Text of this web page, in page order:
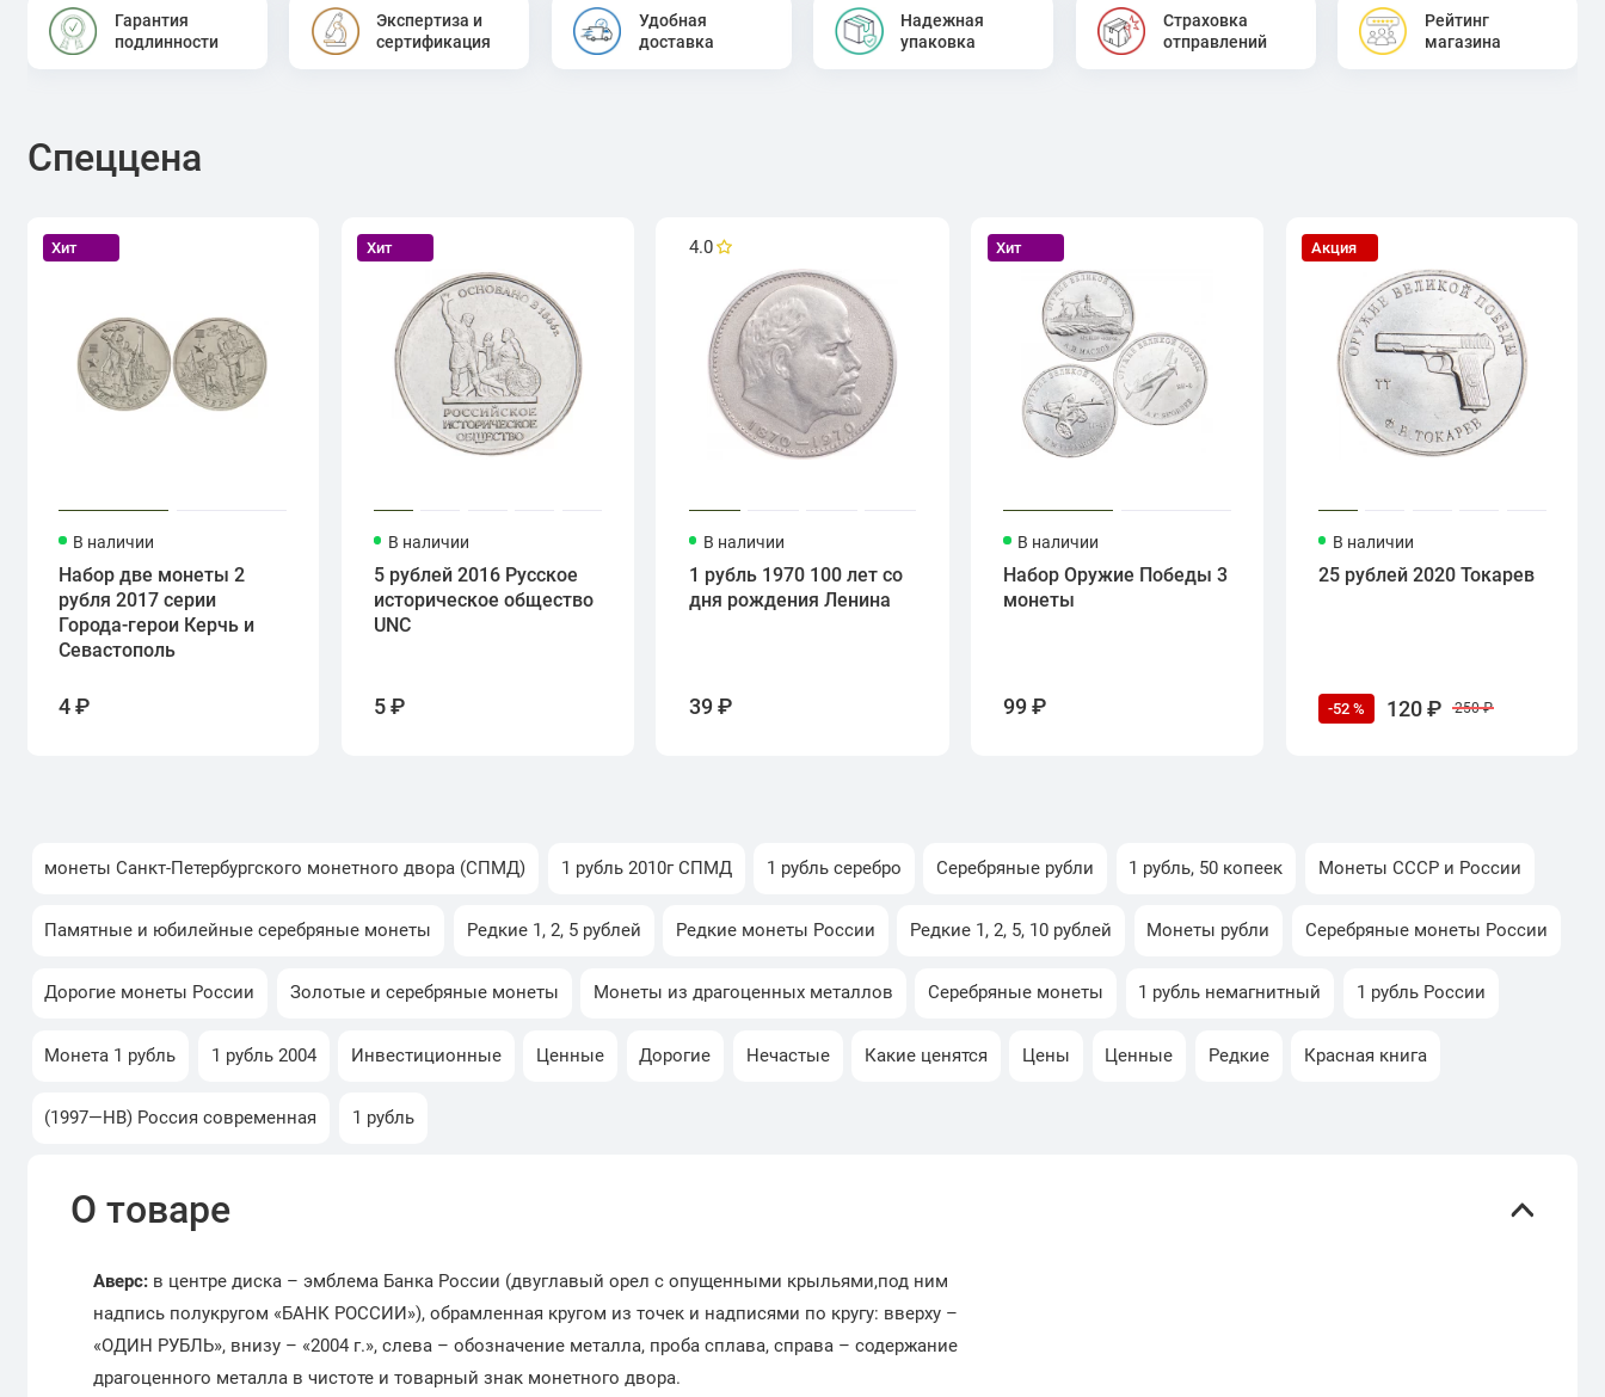
Гарантия
подлинности
Экспертиза и
сертификация
Удобная
доставка
Надежная
упаковка
Страховка
отправлений
Рейтинг
магазина
Спеццена
Хит
В наличии
Набор две монеты 2
рубля 2017 серии
Города-герои Керчь и
Севастополь
4 ₽
Хит
В наличии
5 рублей 2016 Русское
историческое общество
UNC
5 ₽
4.0
В наличии
1 рубль 1970 100 лет со
дня рождения Ленина
39 ₽
Хит
В наличии
Набор Оружие Победы 3
монеты
99 ₽
Акция
В наличии
25 рублей 2020 Токарев
-52 % 120 ₽ 250 ₽
монеты Санкт-Петербургского монетного двора (СПМД) 1 рубль 2010г СПМД 1 рубль серебро Серебряные рубли 1 рубль, 50 копеек Монеты СССР и России
Памятные и юбилейные серебряные монеты Редкие 1, 2, 5 рублей Редкие монеты России Редкие 1, 2, 5, 10 рублей Монеты рубли Серебряные монеты России
Дорогие монеты России Золотые и серебряные монеты Монеты из драгоценных металлов Серебряные монеты 1 рубль немагнитный 1 рубль России
Монета 1 рубль 1 рубль 2004 Инвестиционные Ценные Дорогие Нечастые Какие ценятся Цены Ценные Редкие Красная книга
(1997—НВ) Россия современная 1 рубль
О товаре
Аверс: в центре диска – эмблема Банка России (двуглавый орел с опущенными крыльями,под ним
надпись полукругом «БАНК РОССИИ»), обрамленная кругом из точек и надписями по кругу: вверху –
«ОДИН РУБЛЬ», внизу – «2004 г.», слева – обозначение металла, проба сплава, справа – содержание
драгоценного металла в чистоте и товарный знак монетного двора.